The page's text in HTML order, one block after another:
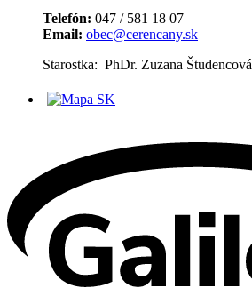
Telefón: 047 / 581 18 07
Email: obec@cerencany.sk
Starostka: PhDr. Zuzana Študencová